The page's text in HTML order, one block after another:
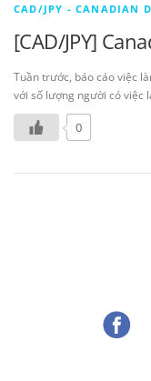
CAD/JPY - CANADIAN
[CAD/JPY]
Tuần trước, báo cáo việc
với số lượng người có việc
0